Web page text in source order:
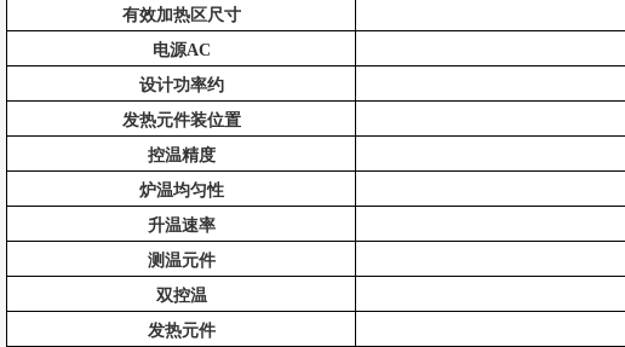
有效加热区尺寸
电源AC
设计功率约
发热元件装位置
控温精度
炉温均匀性
升温速率
测温元件
双控温
发热元件